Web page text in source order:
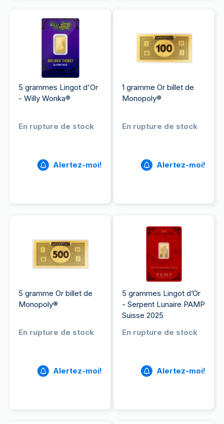
5 grammes Lingot d'Or
- Willy Wonka®
En rupture de stock
Alertez-moi!
1 gramme Or billet de
Monopoly®
En rupture de stock
Alertez-moi!
5 gramme Or billet de
Monopoly®
En rupture de stock
Alertez-moi!
5 grammes Lingot d’Or
- Serpent Lunaire PAMP
Suisse 2025
En rupture de stock
Alertez-moi!